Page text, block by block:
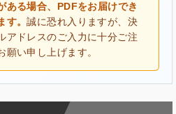
ある場合、PDFをお届けでき
す。誠に恐れ入りますが、決
アドレスのご入力に十分ご注
願い申し上げます。